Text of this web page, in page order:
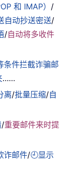
和 IMAP） /
自动抄送密送/
/自动将多收件
条件拦截诈骗邮
……
离/批量压缩/自
/重要邮件来时提
诈邮件/🕘显示